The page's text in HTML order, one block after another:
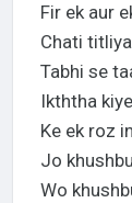
Fir ek aur
Chati
Tabhi se
Ikththa
Ke ek roz
Jo
Wo